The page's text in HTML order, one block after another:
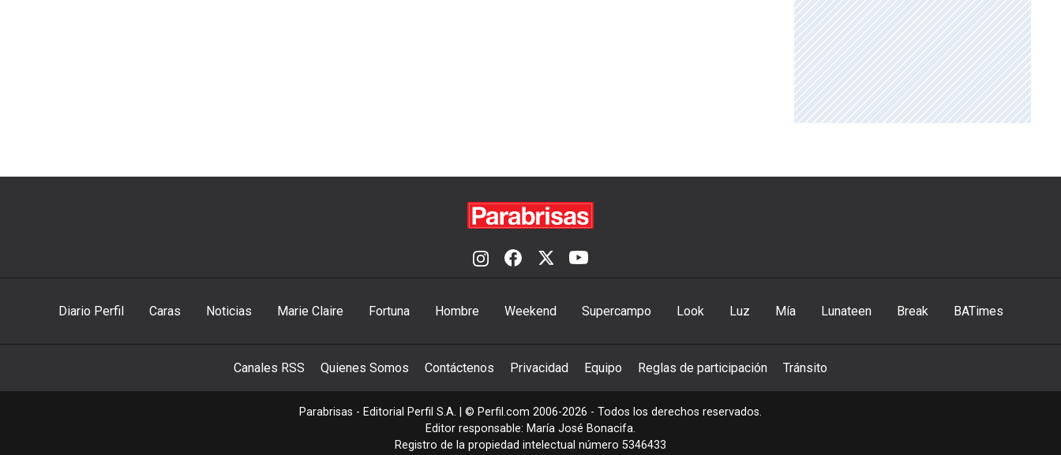
Diario Perfil Caras Noticias Marie Claire Fortuna Hombre Weekend Supercampo Look Luz Mía Lunateen Break BATimes
Canales RSS Quienes Somos Contáctenos Privacidad Equipo Reglas de participación Tránsito
Parabrisas - Editorial Perfil S.A. | © Perfil.com 2006-2026 - Todos los derechos reservados.
Editor responsable: María José Bonacifa.
Registro de la propiedad intelectual número 5346433